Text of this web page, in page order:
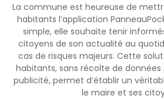
La commune est heureuse de
habitants l’application
simple, elle souhaite tenir
citoyens de son actualité au
cas de risques majeurs. Cette
habitants, sans récolte de données
publicité, permet d’établir un
le maire et ses